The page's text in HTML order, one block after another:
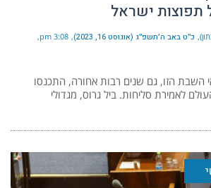
תפוצות ישראל
כ״ט באב ה׳תשפ״ג (אוגוסט 16, 2023) 3:08 pm
השבת הזו, גם שנים רבות אחורה, התכנסו
לאמירת סליחות. ביל גרוס, מגדולי